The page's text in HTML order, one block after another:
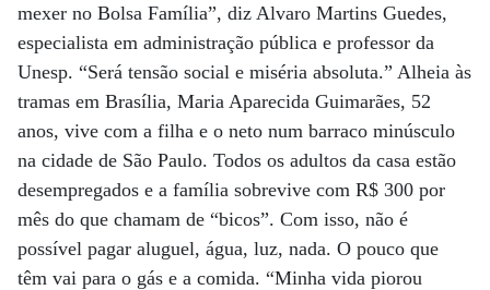
mexer no Bolsa Família”, diz Alvaro Martins Guedes,
especialista em administração pública e professor da
Unesp. “Será tensão social e miséria absoluta.” Alheia às
tramas em Brasília, Maria Aparecida Guimarães, 52
anos, vive com a filha e o neto num barraco minúsculo
na cidade de São Paulo. Todos os adultos da casa estão
desempregados e a família sobrevive com R$ 300 por
mês do que chamam de “bicos”. Com isso, não é
possível pagar aluguel, água, luz, nada. O pouco que
têm vai para o gás e a comida. “Minha vida piorou